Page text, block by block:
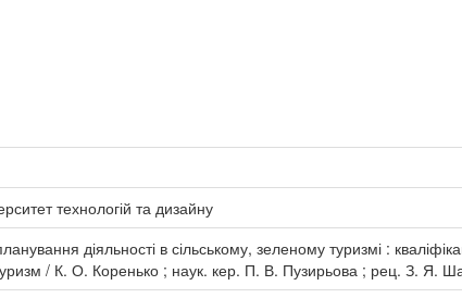
технологій та дизайну
діяльності в сільському, зеленому туризмі :
/ К. О. Коренько ; наук. кер. П. В. Пузирьова ; рец. З. Я.